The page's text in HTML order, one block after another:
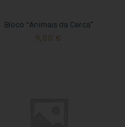
Bloco “Animais da Cerca”
9,00 €